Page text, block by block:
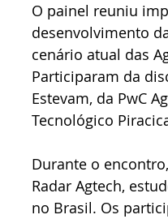
O painel reuniu
desenvolvimento
cenário atual das
Participaram da
Estevam, da PwC
Tecnológico
Durante o
Radar Agtech,
no Brasil. Os